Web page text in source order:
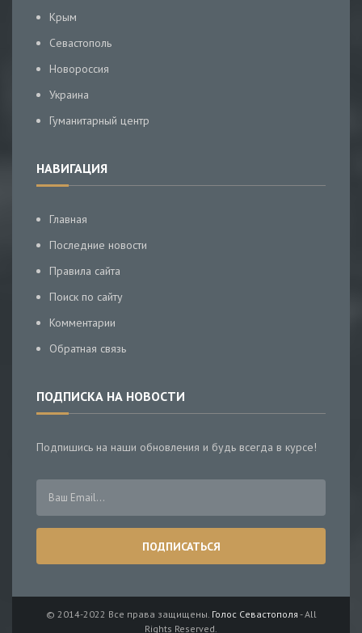
Крым
Севастополь
Новороссия
Украина
Гуманитарный центр
НАВИГАЦИЯ
Главная
Последние новости
Правила сайта
Поиск по сайту
Комментарии
Обратная связь
ПОДПИСКА НА НОВОСТИ
Подпишись на наши обновления и будь всегда в курсе!
© 2014-2022 Все права защищены. Голос Севастополя - All
Rights Reserved.